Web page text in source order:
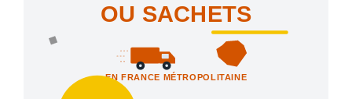
OU SACHETS
EN FRANCE MÉTROPOLITAINE